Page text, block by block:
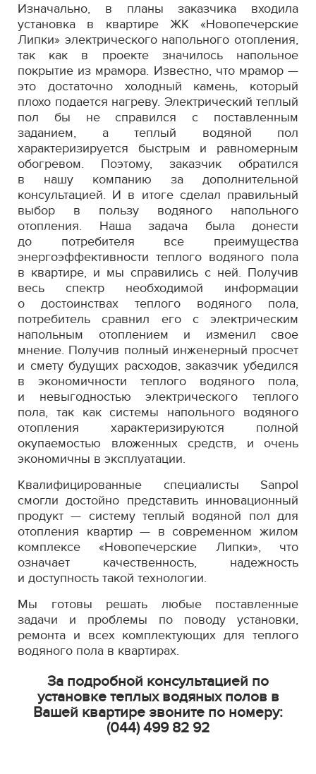
Изначально, в планы заказчика входила
установка в квартире ЖК «Новопечерские
Липки» электрического напольного отопления,
так как в проекте значилось напольное
покрытие из мрамора. Известно, что мрамор —
это достаточно холодный камень, который
плохо подается нагреву. Электрический теплый
пол бы не справился с поставленным
заданием, а теплый водяной пол
характеризируется быстрым и равномерным
обогревом. Поэтому, заказчик обратился
в нашу компанию за дополнительной
консультацией. И в итоге сделал правильный
выбор в пользу водяного напольного
отопления. Наша задача была донести
до потребителя все преимущества
энергоэффективности теплого водяного пола
в квартире, и мы справились с ней. Получив
весь спектр необходимой информации
о достоинствах теплого водяного пола,
потребитель сравнил его с электрическим
напольным отоплением и изменил свое
мнение. Получив полный инженерный просчет
и смету будущих расходов, заказчик убедился
в экономичности теплого водяного пола,
и невыгодностью электрического теплого
пола, так как системы напольного водяного
отопления характеризируются полной
окупаемостью вложенных средств, и очень
экономичны в эксплуатации.
Квалифицированные специалисты Sanpol
смогли достойно представить инновационный
продукт — систему теплый водяной пол для
отопления квартир — в современном жилом
комплексе «Новопечерские Липки», что
означает качественность, надежность
и доступность такой технологии.
Мы готовы решать любые поставленные
задачи и проблемы по поводу установки,
ремонта и всех комплектующих для теплого
водяного пола в квартирах.
За подробной консультацией по
установке теплых водяных полов в
Вашей квартире звоните по номеру:
(044) 499 82 92